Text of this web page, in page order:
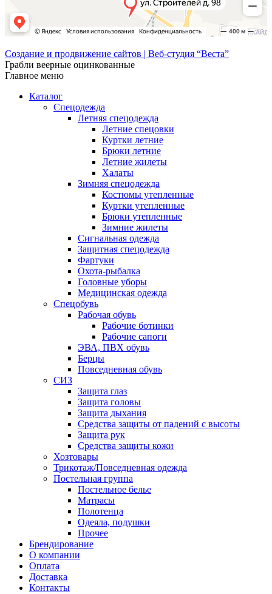
Создание и продвижение сайтов | Веб-студия “Веста”
Грабли веерные оцинкованные
Главное меню
Каталог
Спецодежда
Летняя спецодежда
Летние спецовки
Куртки летние
Брюки летние
Летние жилеты
Халаты
Зимняя спецодежда
Костюмы утепленные
Куртки утепленные
Брюки утепленные
Зимние жилеты
Сигнальная одежда
Защитная спецодежда
Фартуки
Охота-рыбалка
Головные уборы
Медицинская одежда
Спецобувь
Рабочая обувь
Рабочие ботинки
Рабочие сапоги
ЭВА, ПВХ обувь
Берцы
Повседневная обувь
СИЗ
Защита глаз
Защита головы
Защита дыхания
Средства защиты от падений с высоты
Защита рук
Средства защиты кожи
Хозтовары
Трикотаж/Повседневная одежда
Постельная группа
Постельное белье
Матрасы
Полотенца
Одеяла, подушки
Прочее
Брендирование
О компании
Оплата
Доставка
Контакты